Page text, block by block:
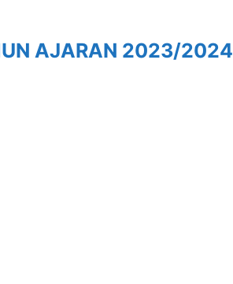
AJARAN 2023/2024